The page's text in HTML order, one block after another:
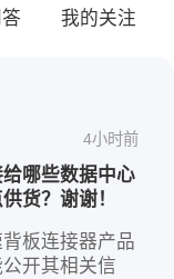
我的关注
4小时前
哪些数据中心
货？谢谢！
板连接器产品
开其相关信